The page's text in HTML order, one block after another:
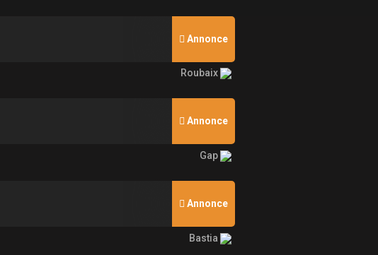
Annonce
Roubaix
Annonce
Gap
Annonce
Bastia